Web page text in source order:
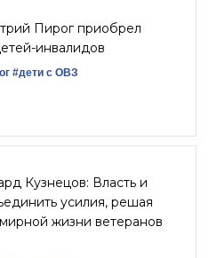
Пирог приобрел
инвалидов
#дети с ОВЗ
Кузнецов: Власть и
усилия, решая
жизни ветеранов